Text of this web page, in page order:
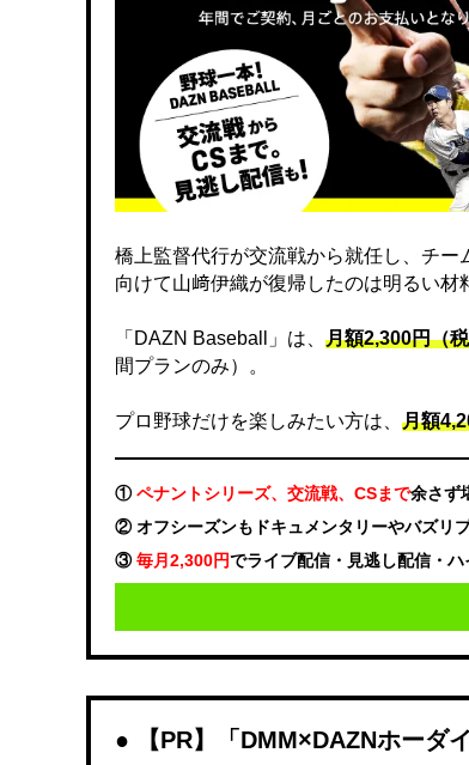
橋上監督代行が交流戦から就任し、チ
向けて山﨑伊織が復帰したのは明るい材
「DAZN Baseball」は、 月額2,300円（
間プランのみ）。
プロ野球だけを楽しみたい方は、 月額
①ペナントシリーズ、交流戦、CSまで余さず
② オフシーズンもドキュメンタリーやバズリ
③毎月2,300円でライブ配信・見逃し配信・ハ
【PR】「DMM×DAZNホーダ